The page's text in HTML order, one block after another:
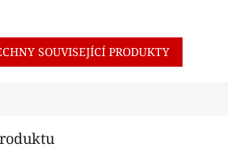
SOUVISEJÍCÍ PRODUKTY